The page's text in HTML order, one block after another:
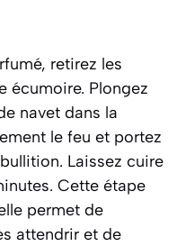
retirez les
écumoire. Plongez
navet dans la
le feu et portez
Laissez cuire
Cette étape
permet de
attendrir et de